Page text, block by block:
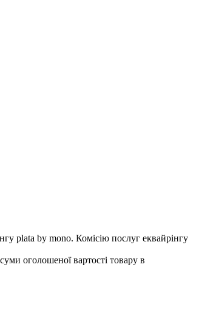
plata by mono. Комісію послуг еквайрінгу
оголошеної вартості товару в